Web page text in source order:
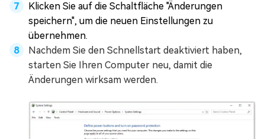
Klicken Sie auf die Schaltfläche "Änderungen
speichern", um die neuen Einstellungen zu
übernehmen.
Nachdem Sie den Schnellstart deaktiviert haben,
starten Sie Ihren Computer neu, damit die
Änderungen wirksam werden.